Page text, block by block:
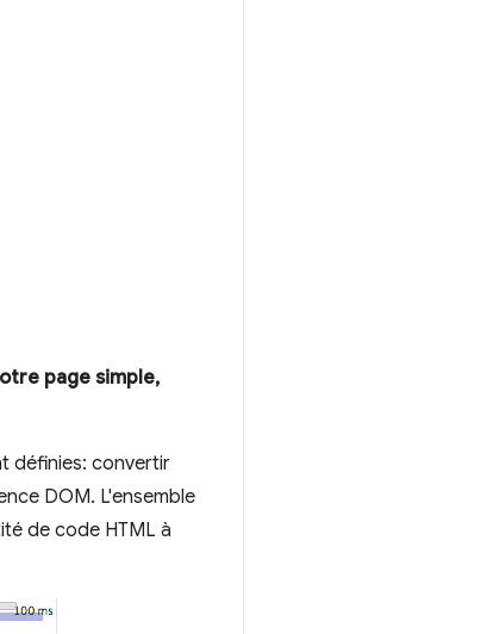
page simple,
définies: convertir
DOM. L'ensemble
de code HTML à